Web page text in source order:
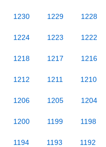
1230 1229 1228
1224 1223 1222
1218 1217 1216
1212 1211 1210
1206 1205 1204
1200 1199 1198
1194 1193 1192